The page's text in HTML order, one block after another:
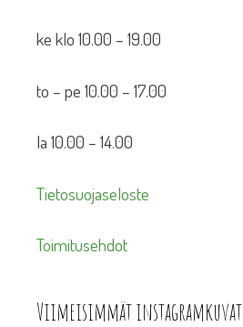
ke klo 10.00 – 19.00
to – pe 10.00 – 17.00
la 10.00 – 14.00
Tietosuojaseloste
Toimitusehdot
Viimeisimmät instagramkuvat